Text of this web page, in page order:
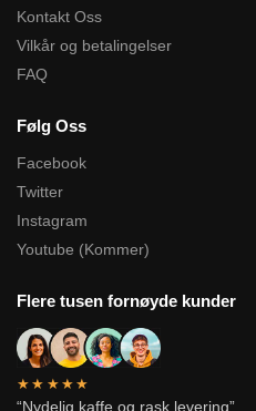
Kontakt Oss
Vilkår og betalingelser
FAQ
Følg Oss
Facebook
Twitter
Instagram
Youtube (Kommer)
Flere tusen fornøyde kunder
★★★★★
“Nydelig kaffe og rask levering”